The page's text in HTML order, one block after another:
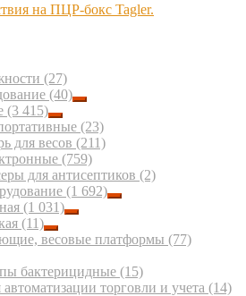
на ПЦР-бокс Tagler.
(27)
(40)
(3 415)
(23)
для весов (211)
(759)
для антисептиков (2)
(1 692)
(1 031)
(11)
весовые платформы (77)
бактерицидные (15)
торговли и учета (14)